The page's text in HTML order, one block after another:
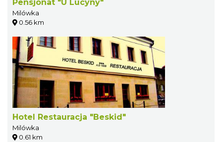
Pensjonat "U Lucyny"
Milówka
0.56 km
Hotel Restauracja "Beskid"
Milówka
0.61 km